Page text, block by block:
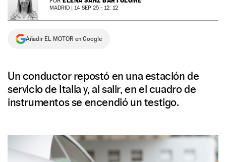
NEWSLETTER
SÍGUENOS
MADRID | 14 SEP 25 - 12: 12
Añadir EL MOTOR en Google
Un conductor repostó en una estación de
servicio de Italia y, al salir, en el cuadro de
instrumentos se encendió un testigo.